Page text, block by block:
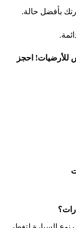
بأفضل حالة.
للأرضيات! احجز